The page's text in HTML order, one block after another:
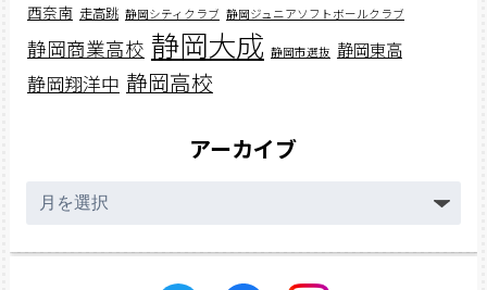
西奈南 走高跳 静岡シティクラブ 静岡ジュニアソフトボールクラブ
静岡商業高校 静岡大成 静岡市選抜 静岡東高
静岡翔洋中 静岡高校
アーカイブ
ー